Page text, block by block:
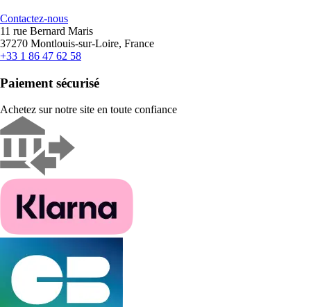
Contactez-nous
11 rue Bernard Maris
37270 Montlouis-sur-Loire, France
+33 1 86 47 62 58
Paiement sécurisé
Achetez sur notre site en toute confiance